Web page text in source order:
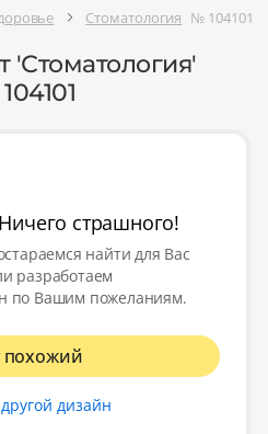
Стоматология № 104101
'Стоматология'
страшного!
найти для Вас
разработаем
по Вашим пожеланиям.
похожий
дизайн